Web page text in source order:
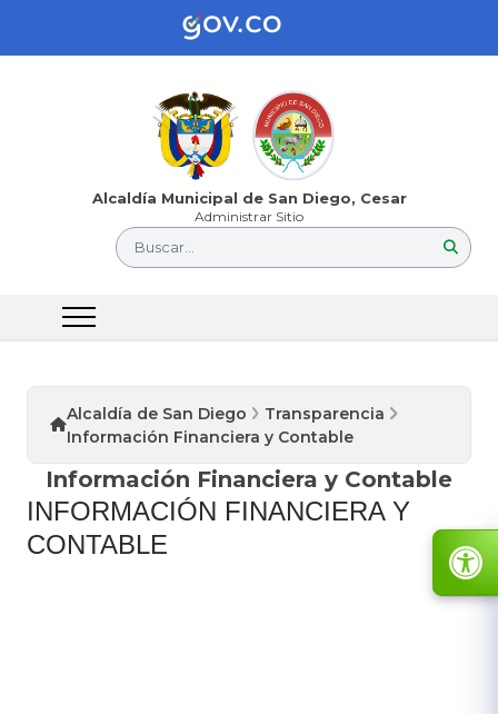
Alcaldía Municipal de San Diego, Cesar
Administrar Sitio
Buscar...
Alcaldía de San Diego
Transparencia
Información Financiera y Contable
Información Financiera y Contable
INFORMACIÓN FINANCIERA Y
CONTABLE